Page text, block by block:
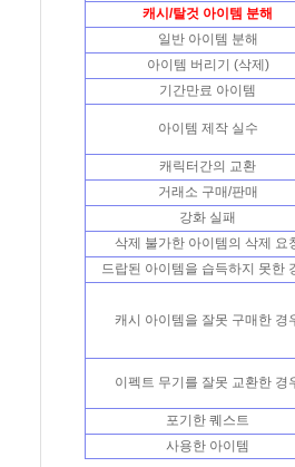
캐시/탈것 아이템 분해
일반 아이템 분해
아이템 버리기 (삭제)
기간만료 아이템
아이템 제작 실수
캐릭터간의 교환
거래소 구매/판매
강화 실패
삭제 불가한 아이템의 삭제 요
드랍된 아이템을 습득하지 못한
캐시 아이템을 잘못 구매한 경
이펙트 무기를 잘못 교환한 경
포기한 퀘스트
사용한 아이템